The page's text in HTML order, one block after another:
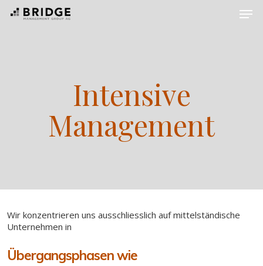
Intensive
Management
Wir konzentrieren uns ausschliesslich auf mittelständische
Unternehmen in
Übergangsphasen wie